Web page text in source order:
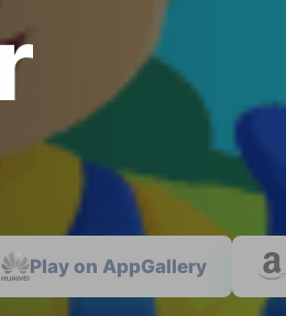
Play on AppGallery